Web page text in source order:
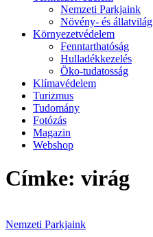
Nemzeti Parkjaink
Növény- és állatvilág
Környezetvédelem
Fenntarthatóság
Hulladékkezelés
Öko-tudatosság
Klímavédelem
Turizmus
Tudomány
Fotózás
Magazin
Webshop
Címke: virág
Nemzeti Parkjaink